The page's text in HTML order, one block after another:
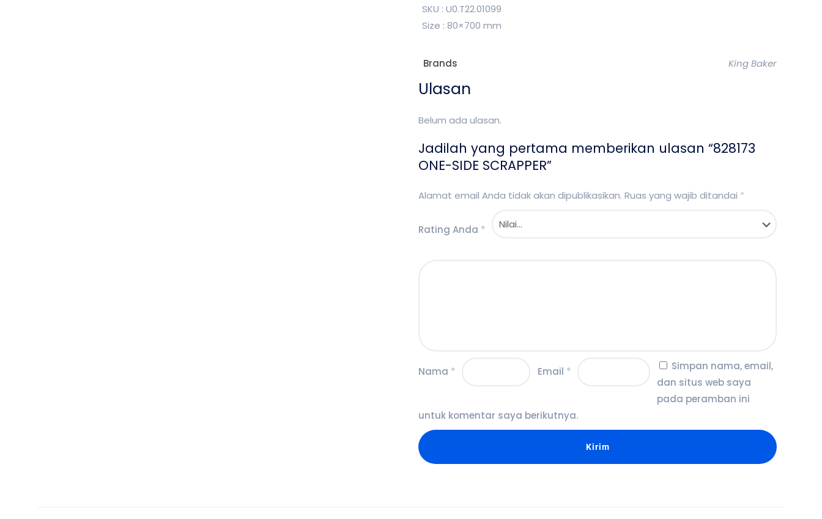
SKU : U0.T22.01099
Size : 80×700 mm
Brands King Baker
Ulasan
Belum ada ulasan.
Jadilah yang pertama memberikan ulasan “828173
ONE-SIDE SCRAPPER”
Alamat email Anda tidak akan dipublikasikan. Ruas yang wajib ditandai *
Rating Anda *
Nama * Email *
Simpan nama, email,
dan situs web saya
pada peramban ini
untuk komentar saya berikutnya.